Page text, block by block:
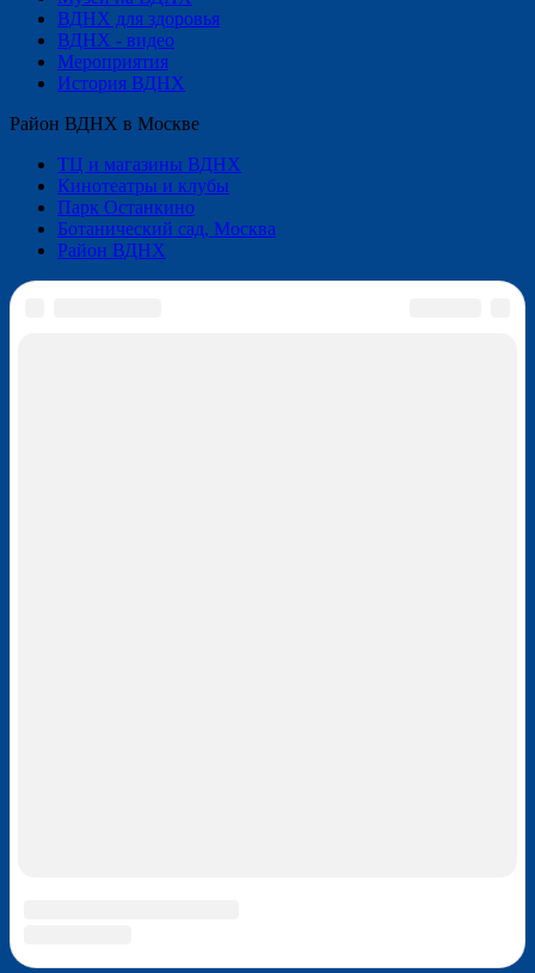
ВДНХ для здоровья
ВДНХ - видео
Мероприятия
История ВДНХ
Район ВДНХ в Москве
ТЦ и магазины ВДНХ
Кинотеатры и клубы
Парк Останкино
Ботанический сад, Москва
Район ВДНХ